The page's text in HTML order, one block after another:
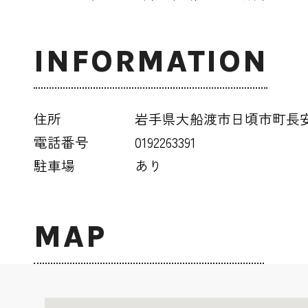
INFORMATION
住所
岩手県大船渡市日頃市町長
電話番号
0192263391
駐車場
あり
MAP